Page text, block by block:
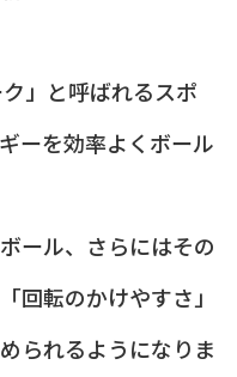
」と呼ばれるスポ
ーを効率よくボール
ール、さらにはその
回転のかけやすさ」
られるようになりま